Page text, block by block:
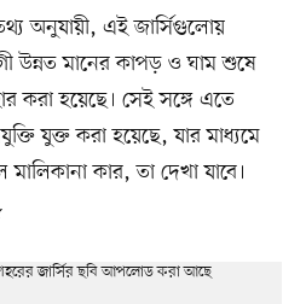
অনুযায়ী, এই জার্সিগুলোয়
উন্নত মানের কাপড় ও ঘাম শুষে
করা হয়েছে। সেই সঙ্গে এতে
যুক্ত করা হয়েছে, যার মাধ্যমে
কার, তা দেখা যাবে।